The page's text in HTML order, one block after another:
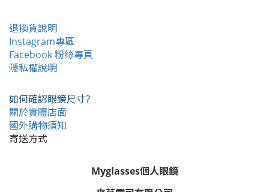
退換貨說明
Instagram專區
Facebook 粉絲專頁
隱私權說明
如何確認眼鏡尺寸?
關於實體店面
國外購物須知
寄送方式
Myglasses個人眼鏡